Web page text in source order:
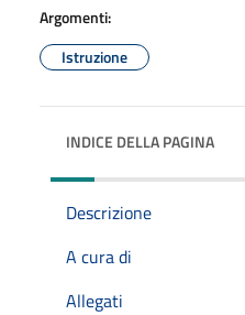
Argomenti:
Istruzione
INDICE DELLA PAGINA
Descrizione
A cura di
Allegati